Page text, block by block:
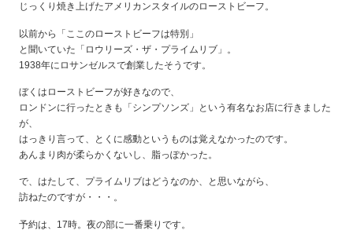
じっくり焼き上げたアメリカンスタイルのローストビーフ。
以前から「ここのローストビーフは特別」
と聞いていた「ロウリーズ・ザ・プライムリブ」。
1938年にロサンゼルスで創業したそうです。
ぼくはローストビーフが好きなので、
ロンドンに行ったときも「シンプソンズ」という有名なお店に行きました
が、
はっきり言って、とくに感動というものは覚えなかったのです。
あんまり肉が柔らかくないし、脂っぽかった。
で、はたして、プライムリブはどうなのか、と思いながら、
訪ねたのですが・・・。
予約は、17時。夜の部に一番乗りです。